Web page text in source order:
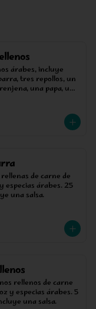
árabes, incluye
tres repollos, un
una papa, un
de carne de
árabes. 25
una salsa.
rellenos de carne
y especias árabes. 5
una salsa.